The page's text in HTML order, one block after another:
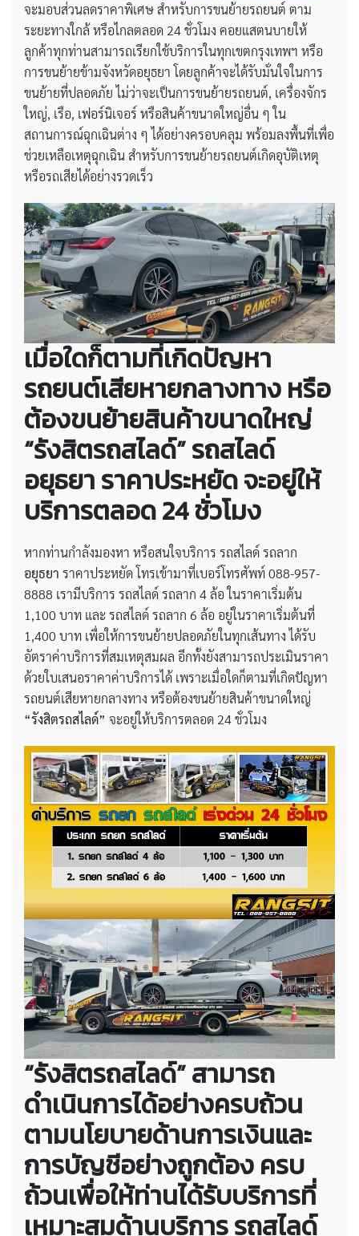
จะมอบส่วนลดราคาพิเศษ สำหรับการขนย้ายรถยนต์ ตาม
ระยะทางใกล้ หรือไกลตลอด 24 ชั่วโมง คอยแสตนบายให้
ลูกค้าทุกท่านสามารถเรียกใช้บริการในทุกเขตกรุงเทพฯ หรือ
การขนย้ายข้ามจังหวัดอยุธยา โดยลูกค้าจะได้รับมั่นใจในการ
ขนย้ายที่ปลอดภัย ไม่ว่าจะเป็นการขนย้ายรถยนต์, เครื่องจักร
ใหญ่, เรือ, เฟอร์นิเจอร์ หรือสินค้าขนาดใหญ่อื่น ๆ ใน
สถานการณ์ฉุกเฉินต่าง ๆ ได้อย่างครอบคลุม พร้อมลงพื้นที่เพื่อ
ช่วยเหลือเหตุฉุกเฉิน สำหรับการขนย้ายรถยนต์เกิดอุบัติเหตุ
หรือรถเสียได้อย่างรวดเร็ว
เมื่อใดก็ตามที่เกิดปัญหา
รถยนต์เสียหายกลางทาง หรือ
ต้องขนย้ายสินค้าขนาดใหญ่
“รังสิตรถสไลด์”รถสไลด์
อยุธยา ราคาประหยัดจะอยู่ให้
บริการตลอด 24 ชั่วโมง
หากท่านกำลังมองหา หรือสนใจบริการ รถสไลด์ รถลาก
อยุธยา ราคาประหยัด โทรเข้ามาที่เบอร์โทรศัพท์ 088-957-
8888 เรามีบริการ รถสไลด์ รถลาก 4 ล้อ ในราคาเริ่มต้น
1,100 บาท และ รถสไลด์ รถลาก 6 ล้อ อยู่ในราคาเริ่มต้นที่
1,400 บาท เพื่อให้การขนย้ายปลอดภัยในทุกเส้นทาง ได้รับ
อัตราค่าบริการที่สมเหตุสมผล อีกทั้งยังสามารถประเมินราคา
ด้วยใบเสนอราคาค่าบริการได้ เพราะเมื่อใดก็ตามที่เกิดปัญหา
รถยนต์เสียหายกลางทาง หรือต้องขนย้ายสินค้าขนาดใหญ่
“รังสิตรถสไลด์” จะอยู่ให้บริการตลอด 24 ชั่วโมง
“รังสิตรถสไลด์” สามารถ
ดำเนินการได้อย่างครบถ้วน
ตามนโยบายด้านการเงินและ
การบัญชีอย่างถูกต้อง ครบ
ถ้วนเพื่อให้ท่านได้รับบริการที่
เหมาะสมด้านบริการ รถสไลด์